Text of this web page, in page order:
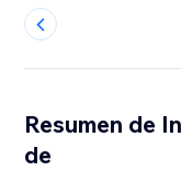
Resumen de
de